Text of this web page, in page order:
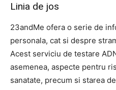
Linia de jos
23andMe ofera o serie de
personala, cat si despre
Acest serviciu de testare
asemenea, aspecte pentru
sanatate, precum si starea